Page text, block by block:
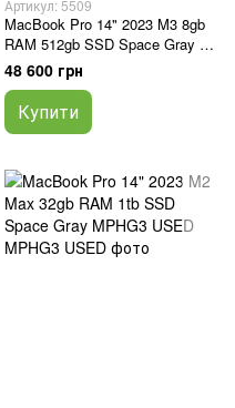
Артикул: 5509
MacBook Pro 14" 2023 M3 8gb
RAM 512gb SSD Space Gray б/
у (T1XP7)
48 600 грн
Купити